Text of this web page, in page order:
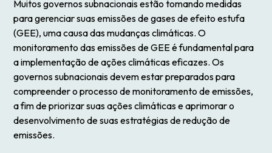
Muitos governos subnacionais estão tomando medidas
para gerenciar suas emissões de gases de efeito estufa
(GEE), uma causa das mudanças climáticas. O
monitoramento das emissões de GEE é fundamental para
a implementação de ações climáticas eficazes. Os
governos subnacionais devem estar preparados para
compreender o processo de monitoramento de emissões,
a fim de priorizar suas ações climáticas e aprimorar o
desenvolvimento de suas estratégias de redução de
emissões.